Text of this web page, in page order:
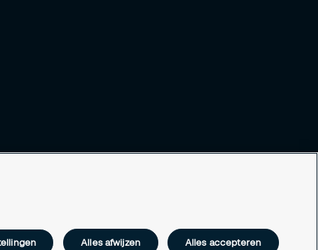
Alles afwijzen Alles accepteren